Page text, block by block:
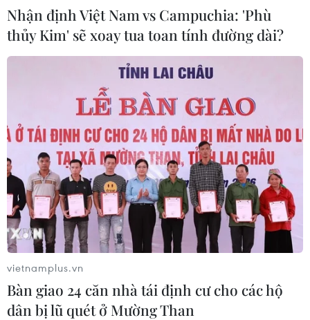
Nhận định Việt Nam vs Campuchia: 'Phù
thủy Kim' sẽ xoay tua toan tính đường dài?
vietnamplus.vn
Bàn giao 24 căn nhà tái định cư cho các hộ
dân bị lũ quét ở Mường Than